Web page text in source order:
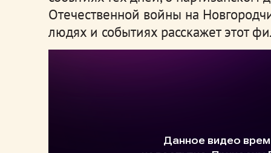
Отечественной войны на
людях и событиях расскажет этот